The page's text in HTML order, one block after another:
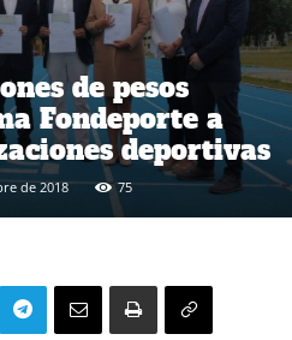
de pesos
Fondeporte a
deportivas
de 2018 75